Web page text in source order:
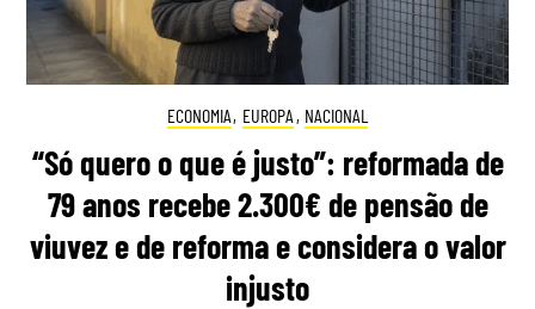
ECONOMIA, EUROPA , NACIONAL
“Só quero o que é justo”: reformada de
79 anos recebe 2.300€ de pensão de
viuvez e de reforma e considera o valor
injusto